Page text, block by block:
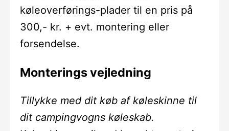
køleoverførings-plader til en pris på
300,- kr. + evt. montering eller
forsendelse.
Monterings vejledning
Tillykke med dit køb af køleskinne til
dit campingvogns køleskab.